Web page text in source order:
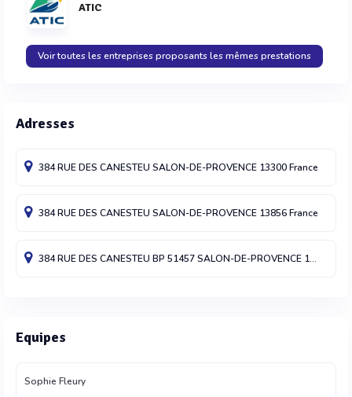
ATIC
Voir toutes les entreprises proposants les mêmes prestations
Adresses
384 RUE DES CANESTEU SALON-DE-PROVENCE 13300France
384 RUE DES CANESTEU SALON-DE-PROVENCE 13856France
384 RUE DES CANESTEU BP 51457SALON-DE-PROVENCE 13785
Equipes
Sophie Fleury